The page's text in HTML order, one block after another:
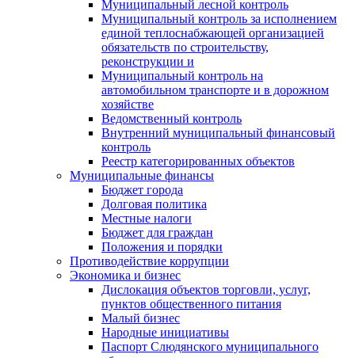
Муниципальный лесной контроль
Муниципальный контроль за исполнением
единой теплоснабжающей организацией
обязательств по строительству,
реконструкции и
Муниципальный контроль на
автомобильном транспорте и в дорожном
хозяйстве
Ведомственный контроль
Внутренний муниципальный финансовый
контроль
Реестр категорированных объектов
Муниципальные финансы
Бюджет города
Долговая политика
Местные налоги
Бюджет для граждан
Положения и порядки
Противодействие коррупции
Экономика и бизнес
Дислокация объектов торговли, услуг,
пунктов общественного питания
Малый бизнес
Народные инициативы
Паспорт Слюдянского муниципального